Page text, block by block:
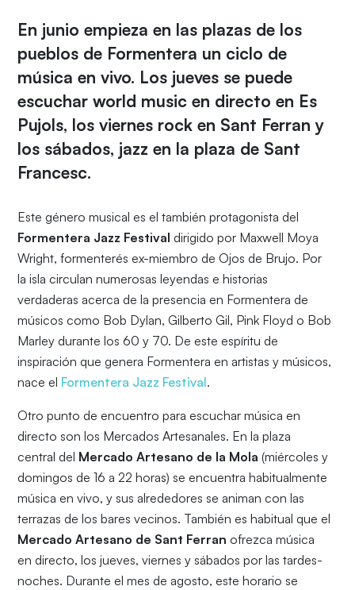
En junio empieza en las plazas de los
pueblos de Formentera un ciclo de
música en vivo. Los jueves se puede
escuchar world music en directo en Es
Pujols, los viernes rock en Sant Ferran y
los sábados, jazz en la plaza de Sant
Francesc.
Este género musical es el también protagonista del
Formentera Jazz Festival dirigido por Maxwell Moya
Wright, formenterés ex-miembro de Ojos de Brujo. Por
la isla circulan numerosas leyendas e historias
verdaderas acerca de la presencia en Formentera de
músicos como Bob Dylan, Gilberto Gil, Pink Floyd o Bob
Marley durante los 60 y 70. De este espíritu de
inspiración que genera Formentera en artistas y músicos,
nace el Formentera Jazz Festival.
Otro punto de encuentro para escuchar música en
directo son los Mercados Artesanales. En la plaza
central del Mercado Artesano de la Mola (miércoles y
domingos de 16 a 22 horas) se encuentra habitualmente
música en vivo, y sus alrededores se animan con las
terrazas de los bares vecinos. También es habitual que el
Mercado Artesano de Sant Ferran ofrezca música
en directo, los jueves, viernes y sábados por las tardes-
noches. Durante el mes de agosto, este horario se